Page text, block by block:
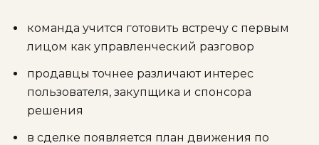
команда учится готовить встречу с первым
лицом как управленческий разговор
продавцы точнее различают интерес
пользователя, закупщика и спонсора
решения
в сделке появляется план движения по